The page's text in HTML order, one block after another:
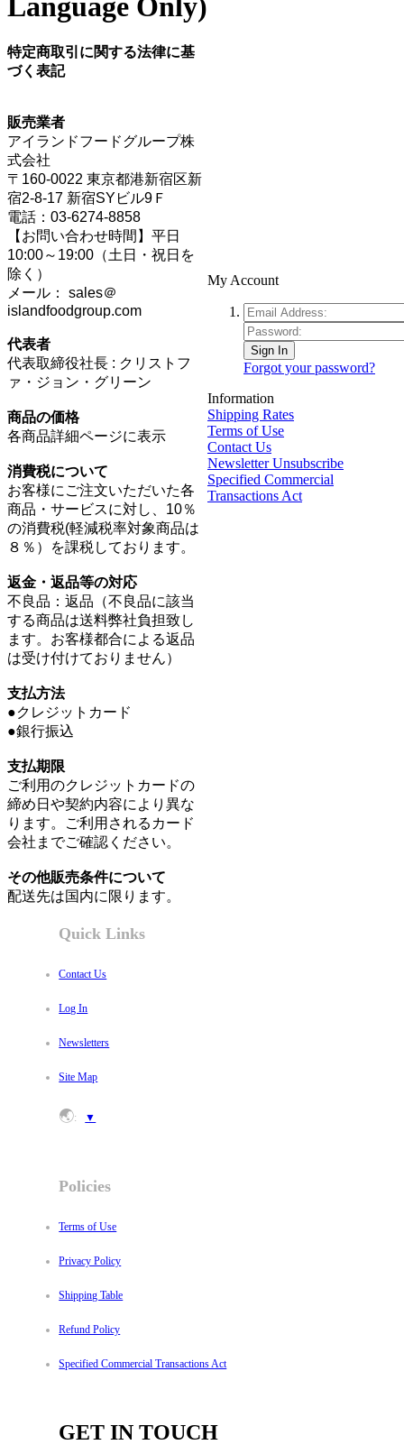
Language Only)
特定商取引に関する法律に基
づく表記
販売業者
アイランドフードグループ株
式会社
〒160-0022 東京都港新宿区新
宿2-8-17 新宿SYビル9Ｆ
電話：03-6274-8858
【お問い合わせ時間】平日
10:00～19:00（土日・祝日を
除く）
メール： sales＠
islandfoodgroup.com
代表者
代表取締役社長 : クリストフ
ァ・ジョン・グリーン
商品の価格
各商品詳細ページに表示
消費税について
お客様にご注文いただいた各
商品・サービスに対し、10％
の消費税(軽減税率対象商品は
８％）を課税しております。
返金・返品等の対応
不良品：返品（不良品に該当
する商品は送料弊社負担致し
ます。お客様都合による返品
は受け付けておりません）
支払方法
●クレジットカード
●銀行振込
支払期限
ご利用のクレジットカードの
締め日や契約内容により異な
ります。ご利用されるカード
会社までご確認ください。
その他販売条件について
配送先は国内に限ります。
My Account
Sign In
Forgot your password?
Information
Shipping Rates
Terms of Use
Contact Us
Newsletter Unsubscribe
Specified Commercial
Transactions Act
Quick Links
Contact Us
Log In
Newsletters
Site Map
🌏: ▼
Policies
Terms of Use
Privacy Policy
Shipping Table
Refund Policy
Specified Commercial Transactions Act
GET IN TOUCH